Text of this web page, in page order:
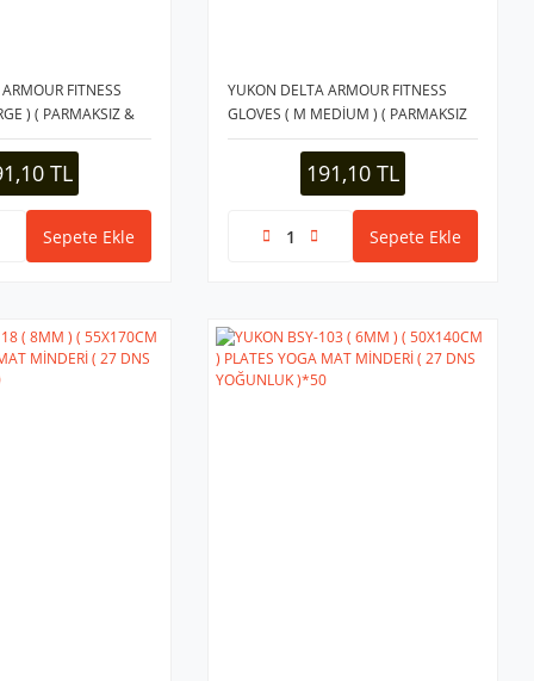
FITNESS
) ( PARMAKSIZ &
ELDİVENİ ( MAVİ
TL
Sepete Ekle
YUKON DELTA ARMOUR FITNESS
GLOVES ( M MEDİUM ) ( PARMAKSIZ
& FİLELİ ) SPORCU ELDİVENİ ( MAVİ
191,10 TL
Sepete Ekle